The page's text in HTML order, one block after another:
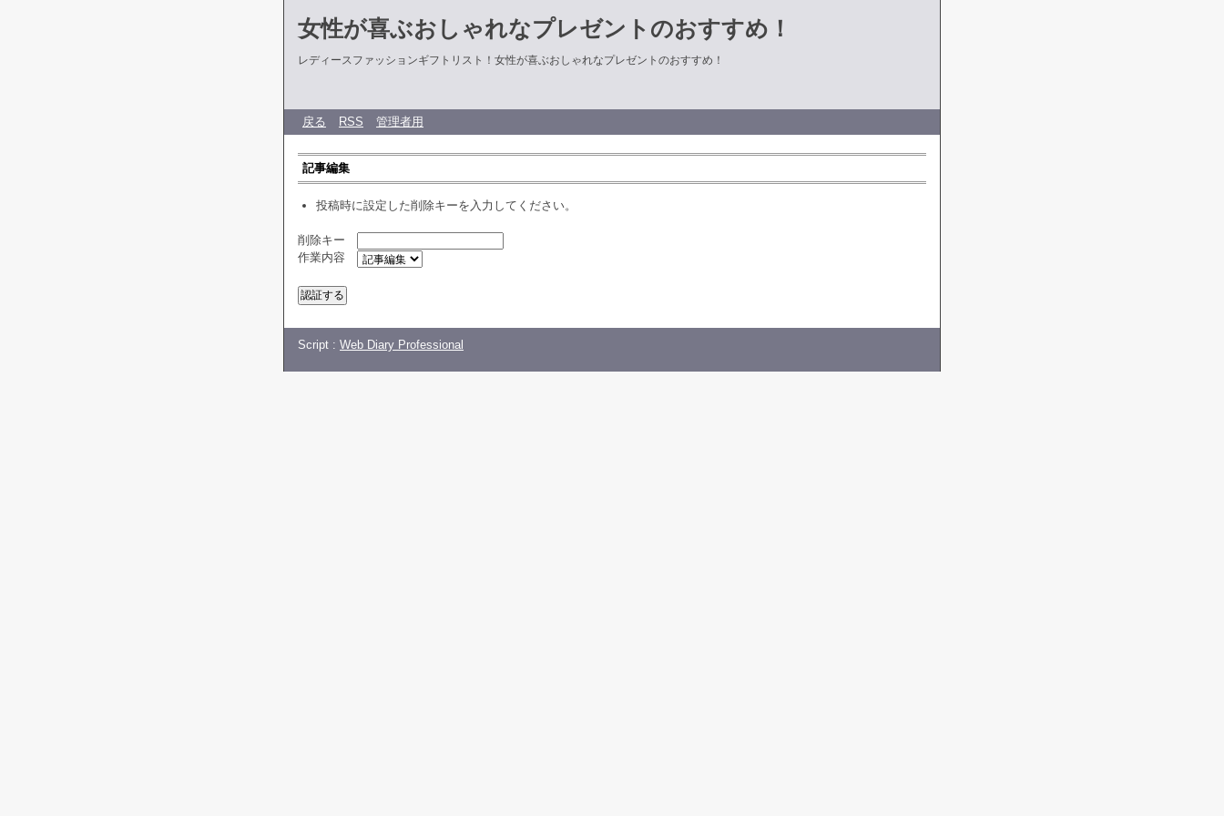
女性が喜ぶおしゃれなプレゼントのおすすめ！
レディースファッションギフトリスト！女性が喜ぶおしゃれなプレゼントのおすすめ！
戻る RSS 管理者用
記事編集
投稿時に設定した削除キーを入力してください。
削除キー
作業内容
Script : Web Diary Professional